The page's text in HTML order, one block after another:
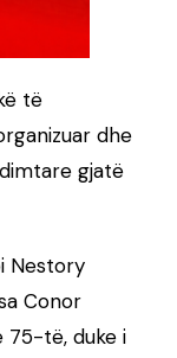
të
dhe
gjatë
Nestory
Conor
75-të, duke i